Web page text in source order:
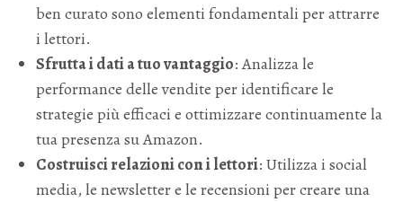
ben curato sono elementi fondamentali per attrarre
i lettori.
Sfrutta i dati a tuo vantaggio: Analizza le
performance delle vendite per identificare le
strategie più efficaci e ottimizzare continuamente la
tua presenza su Amazon.
Costruisci relazioni con i lettori: Utilizza i social
media, le newsletter e le recensioni per creare una